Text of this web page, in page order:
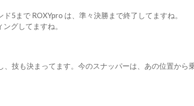
5まで ROXYpro は、準々決勝まで終了してますね。
グしてますね。
技も決まってます。今のスナッパーは、あの位置から